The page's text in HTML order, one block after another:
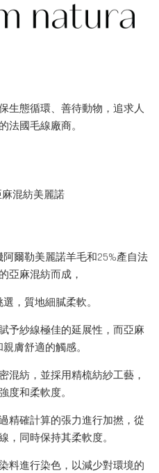
生態循環、善待動物，追求人
法國毛線廠商。
混紡美麗諾
阿爾勒美麗諾羊毛和25%產自法
亞麻混紡而成，
，質地細膩柔軟。
予紗線極佳的延展性，而亞麻
膚舒適的觸感。
混紡，並採用精梳紡紗工藝，
度和柔軟度。
精確計算的張力進行加撚，從
，同時保持其柔軟度。
料進行染色，以減少對環境的